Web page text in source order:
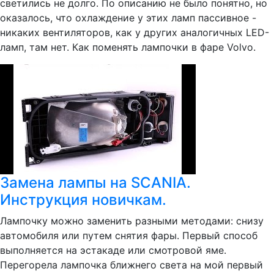
светились не долго. По описанию не было понятно, но
оказалось, что охлаждение у этих ламп пассивное -
никаких вентиляторов, как у других аналогичных LED-
ламп, там нет. Как поменять лампочки в фаре Volvo.
Замена лампы на SCANIA.
Инструкция новичкам.
Лампочку можно заменить разными методами: снизу
автомобиля или путем снятия фары. Первый способ
выполняется на эстакаде или смотровой яме.
Перегорела лампочка ближнего света на мой первый